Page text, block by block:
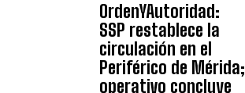
OrdenYAutoridad:
SSP restablece la
circulación en el
Periférico de Mérida;
operativo concluye